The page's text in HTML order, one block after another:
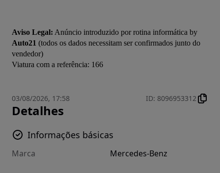
Aviso Legal:
Auto21 (todos os dados necessitam ser confirmados junto do
vendedor)
03/08/2026, 17:58 ID: 8096953312
Detalhes
Informações básicas
Marca Mercedes-Benz